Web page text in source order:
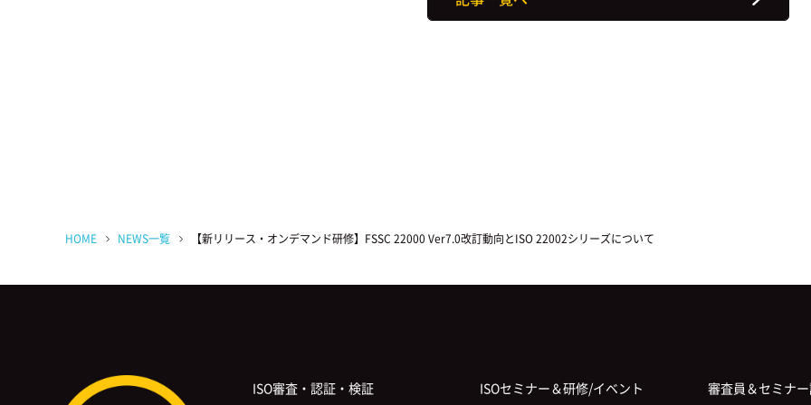
HOME NEWS一覧 【新リリース・オンデマンド研修】FSSC 22000 Ver7.0改訂動向とISO 22002シリーズについて
ISO審査・認証・検証
ISOセミナー＆研修/イベント
審査員＆セミナ